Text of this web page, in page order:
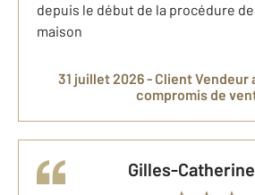
depuis le début de la procédure
maison
31 juillet 2026 - Client Vendeur
compromis de
Gilles-Catherine